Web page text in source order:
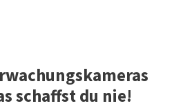
schaffst du nie!